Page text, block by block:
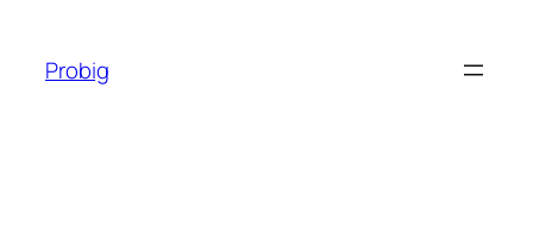
вмісту
Probig